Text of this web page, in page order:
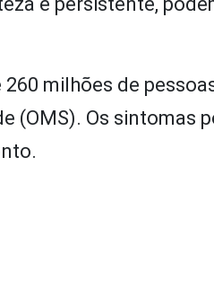
milhões de
(OMS). Os sintomas